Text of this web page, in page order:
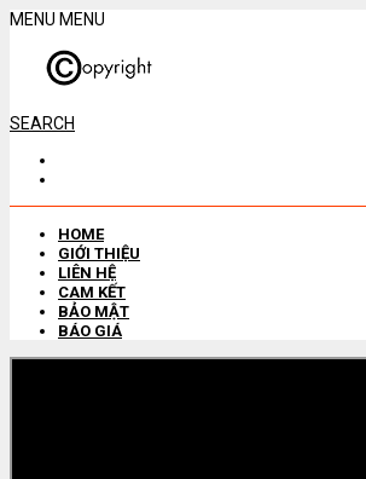
MENU MENU
SEARCH
HOME
GIỚI THIỆU
LIÊN HỆ
CAM KẾT
BẢO MẬT
BÁO GIÁ